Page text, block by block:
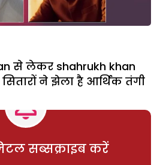
से लेकर shahrukh khan
ने झेला है आर्थिक तंगी
सब्सक्राइब करें